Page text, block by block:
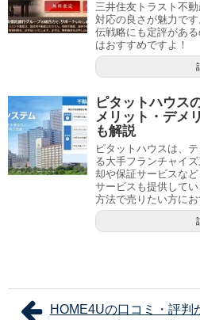
三井住友トラスト不
対応の良さが魅力で
伝戦略にも定評があ
はおすすめですよ！
ピタットハウス
メリット・デメ
も解説
ピタットハウスは、
る大手フランチャイ
却や保証サービスな
サービスも提供して
方法で売りたい方にお
HOME4Uの口コミ・評判